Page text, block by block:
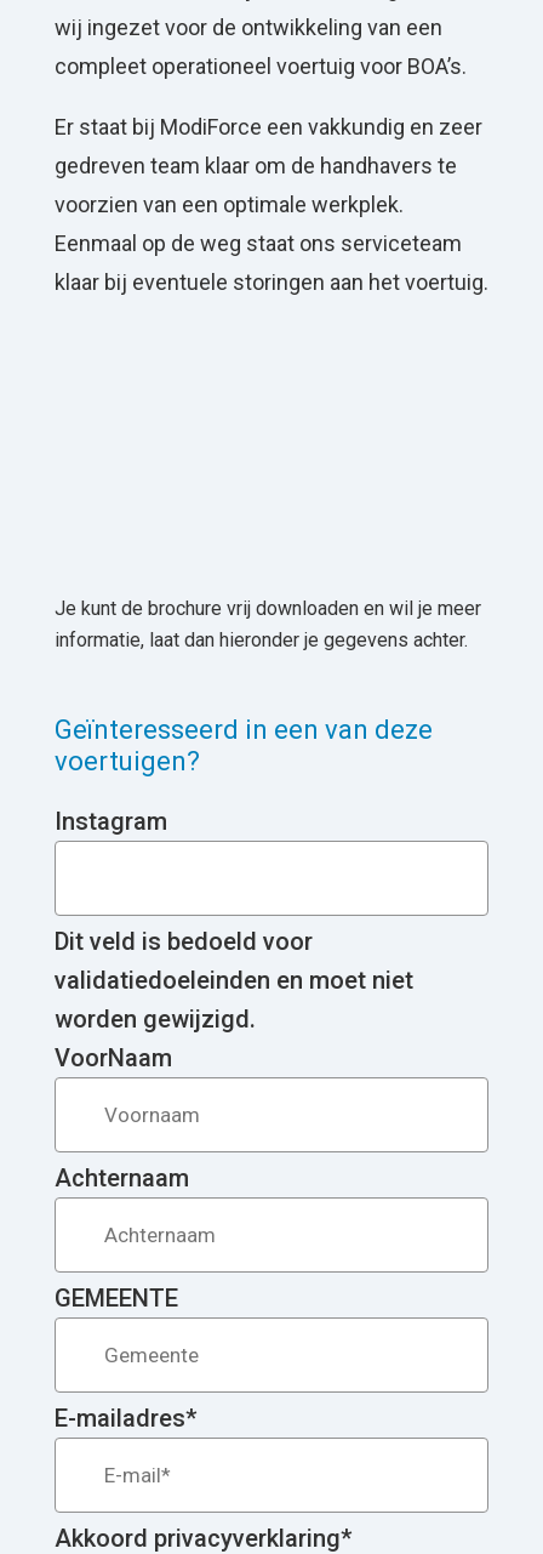
wij ingezet voor de ontwikkeling van een
compleet operationeel voertuig voor BOA’s.
Er staat bij ModiForce een vakkundig en zeer
gedreven team klaar om de handhavers te
voorzien van een optimale werkplek.
Eenmaal op de weg staat ons serviceteam
klaar bij eventuele storingen aan het voertuig.
Je kunt de brochure vrij downloaden en wil je meer
informatie, laat dan hieronder je gegevens achter.
Geïnteresseerd in een van deze
voertuigen?
Instagram
Dit veld is bedoeld voor
validatiedoeleinden en moet niet
worden gewijzigd.
VoorNaam
Achternaam
GEMEENTE
E-mailadres*
Akkoord privacyverklaring*